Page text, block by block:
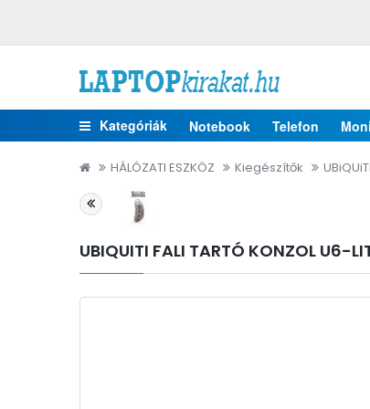
Kategóriák Notebook Telefon
HÁLÓZATI ESZKÖZ Kiegészítők
UBIQUITI FALI TARTÓ KONZOL